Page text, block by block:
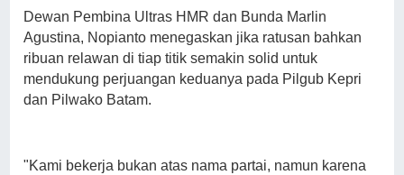
Dewan Pembina Ultras HMR dan Bunda Marlin
Agustina, Nopianto menegaskan jika ratusan bahkan
ribuan relawan di tiap titik semakin solid untuk
mendukung perjuangan keduanya pada Pilgub Kepri
dan Pilwako Batam.
"Kami bekerja bukan atas nama partai, namun karena